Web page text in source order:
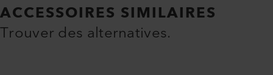
ACCESSOIRES SIMILAIRES
Trouver des alternatives.